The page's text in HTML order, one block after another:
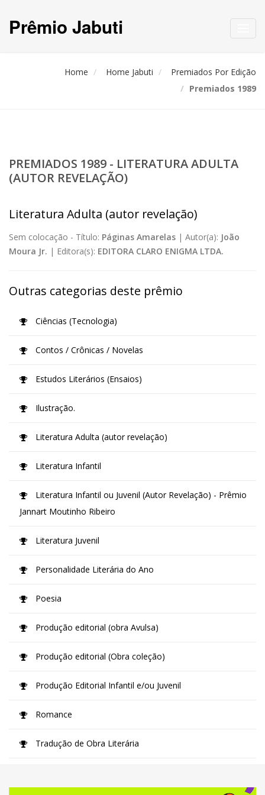
Prêmio Jabuti
Home Home Jabuti
Premiados Por Edição
Premiados 1989
PREMIADOS 1989 - LITERATURA ADULTA
(AUTOR REVELAÇÃO)
Literatura Adulta (autor revelação)
Sem colocação - Título: Páginas Amarelas | Autor(a): João
Moura Jr. | Editora(s): EDITORA CLARO ENIGMA LTDA.
Outras categorias deste prêmio
Ciências (Tecnologia)
Contos / Crônicas / Novelas
Estudos Literários (Ensaios)
Ilustração.
Literatura Adulta (autor revelação)
Literatura Infantil
Literatura Infantil ou Juvenil (Autor Revelação) - Prêmio
Jannart Moutinho Ribeiro
Literatura Juvenil
Personalidade Literária do Ano
Poesia
Produção editorial (obra Avulsa)
Produção editorial (Obra coleção)
Produção Editorial Infantil e/ou Juvenil
Romance
Tradução de Obra Literária